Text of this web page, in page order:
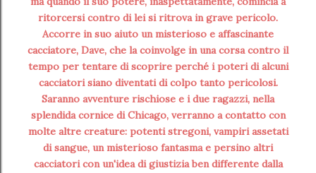
ritorcersi contro di lei si ritrova in grave pericolo.
Accorre in suo aiuto un misterioso e affascinante
cacciatore, Dave, che la coinvolge in una corsa contro il
tempo per tentare di scoprire perché i poteri di alcuni
cacciatori siano diventati di colpo tanto pericolosi.
Saranno avventure rischiose e i due ragazzi, nella
splendida cornice di Chicago, verranno a contatto con
molte altre creature: potenti stregoni, vampiri assetati
di sangue, un misterioso fantasma e persino altri
cacciatori con un'idea di giustizia ben differente dalla